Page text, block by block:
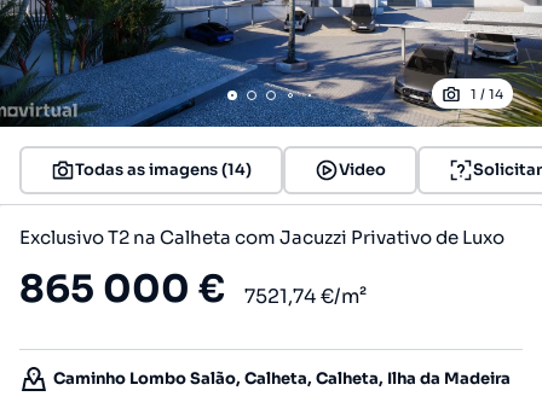
1 / 14
Todas as imagens (14) Video
Exclusivo T2 na Calheta com Jacuzzi Privativo de Luxo
865 000 € 7521,74 €/m²
Caminho Lombo Salão, Calheta, Calheta, Ilha da Madeira